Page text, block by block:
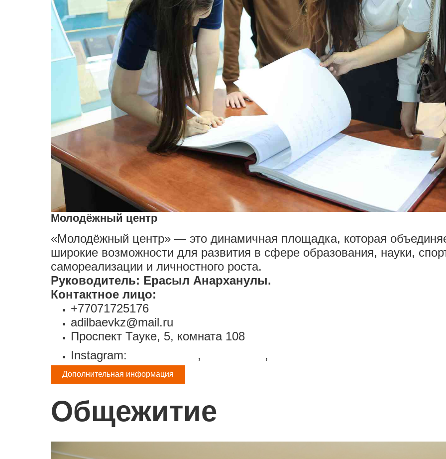
Молодёжный центр
«Молодёжный центр» — это динамичная площадка, которая
широкие возможности для развития в сфере образования, науки,
самореализации и личностного роста.
Руководитель: Ерасыл Анарханулы.
Контактное лицо:
+77071725176
adilbaevkz@mail.ru
Проспект Тауке, 5, комната 108
Instagram:
, ,
Дополнительная информация
Общежитие